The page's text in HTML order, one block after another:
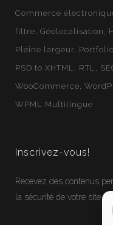
Commerce
filtre Géolocalisation
Pleine largeur Portfolio
PSD to XHTML
RTL
WooCommerce
WPML Multilingue
Inscrivez-vous!
Recevez des contenus
la sécurité de votre site